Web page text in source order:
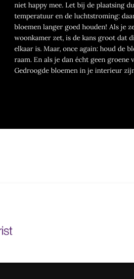
niet happy mee. Let bij de plaatsing
temperatuur en de luchtstroming:
bloemen langer goed houden! Als je
woonkamer zet, is de kans groot dat
elkaar is. Maar, once again: houd de
raam. En als je dan écht geen groene
Gedroogde bloemen in je interieur